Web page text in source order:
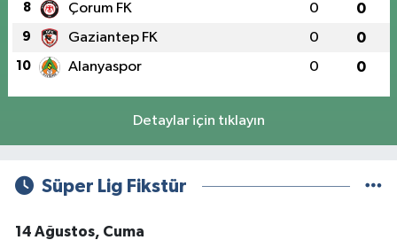
8 Çorum FK 0 0
9 Gaziantep FK 0 0
10 Alanyaspor 0 0
Detaylar için tıklayın
Süper Lig Fikstür
14 Ağustos, Cuma